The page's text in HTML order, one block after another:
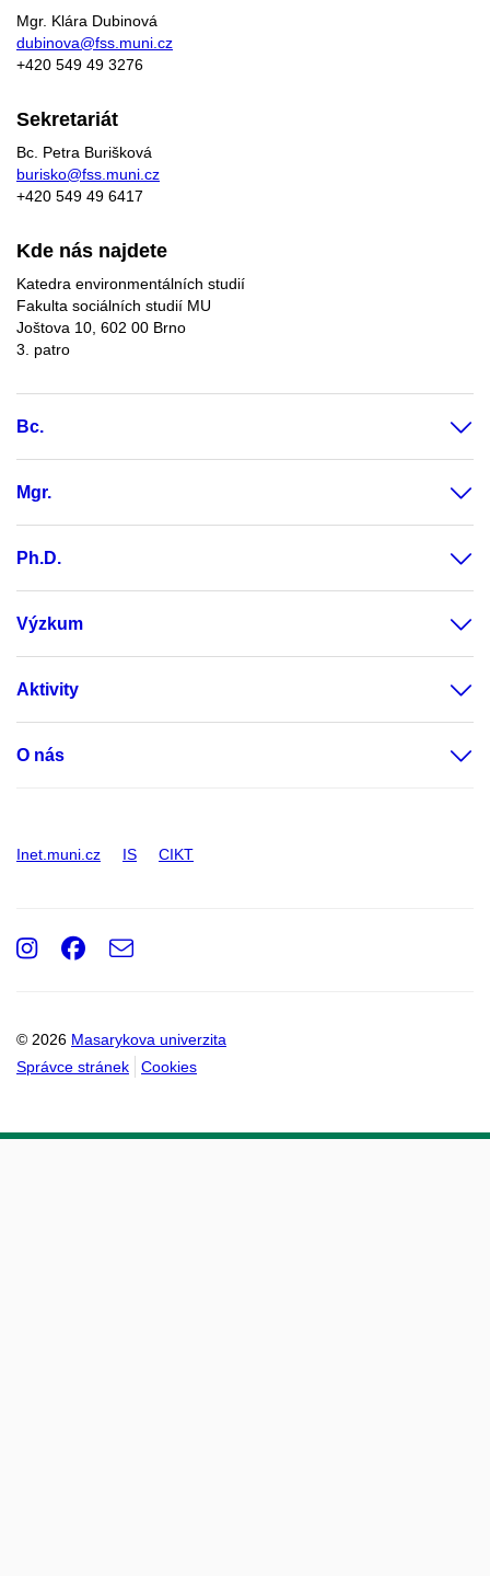
Mgr. Klára Dubinová
dubinova@fss.muni.cz
+420 549 49 3276
Sekretariát
Bc. Petra Burišková
burisko@fss.muni.cz
+420 549 49 6417
Kde nás najdete
Katedra environmentálních studií
Fakulta sociálních studií MU
Joštova 10, 602 00 Brno
3. patro
Bc.
Mgr.
Ph.D.
Výzkum
Aktivity
O nás
Inet.muni.cz IS CIKT
© 2026 Masarykova univerzita
Správce stránek
Cookies
Instagram
Facebook
e-